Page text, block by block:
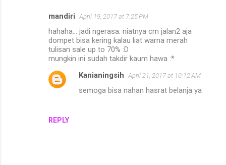
mandiri April 19, 2017 at 7:25 PM
hahaha... jadi ngerasa. niatnya cm jalan2 aja
dompet bisa kering kalau liat warna merah
tulisan sale up to 70% :D
mungkin ini sudah takdir kaum hawa :*
REPLY
Kanianingsih April 21, 2017 at 10:12 AM
semoga bisa nahan hasrat belanja ya